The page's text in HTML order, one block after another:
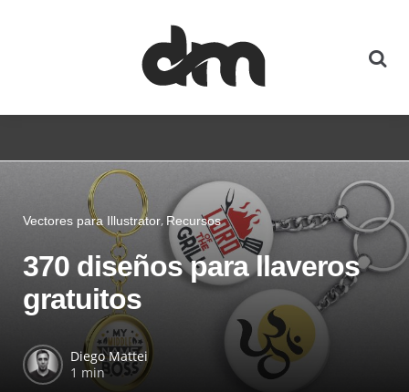
Vectores para Illustrator Recursos
370 diseños para llaveros
gratuitos
Diego Mattei
1 min